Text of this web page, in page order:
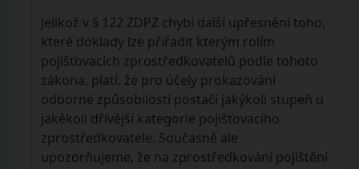
Jelikož v § 122 ZDPZ chybí další upřesnění toho,
které doklady lze přiřadit kterým rolím
pojišťovacích zprostředkovatelů podle tohoto
zákona, platí, že pro účely prokazování
odborné způsobilosti postačí jakýkoli stupeň u
jakékoli dřívější kategorie pojišťovacího
zprostředkovatele. Současně ale
upozorňujeme, že na zprostředkování pojištění